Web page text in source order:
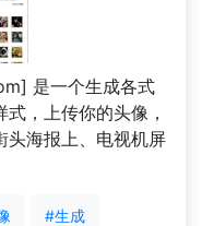
是一个生成各式
，上传你的头像，
头海报上、电视机屏
#生成